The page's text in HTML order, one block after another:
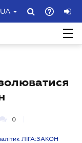
UA
0
ЛІГА:ЗАКОН